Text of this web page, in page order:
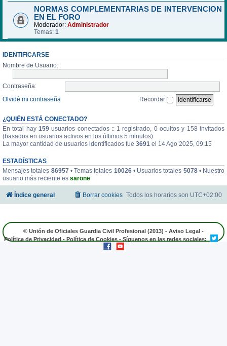
NORMAS COMPLEMENTARIAS DE INTERVENCION
EN EL FORO
Moderador: Administrador
Temas: 1
IDENTIFICARSE
Nombre de Usuario:
Contraseña:
Olvidé mi contraseña
Recordar
¿QUIÉN ESTÁ CONECTADO?
En total hay 159usuarios conectados :: 1 registrado, 0 ocultos y 158 invitados
(basados en usuarios activos en los últimos 5 minutos)
La mayor cantidad de usuarios identificados fue 3691 el 14 Ago 2025, 09:15
ESTADÍSTICAS
Mensajes totales 86957• Temas totales 10026• Usuarios totales 5078• Nuestro
usuario más reciente es sarone
Índice general Todos los horarios son UTC+02:00
Borrar cookies
© Unión de Oficiales Guardia Civil Profesional (2013) - Aviso Legal -
Política de Privacidad - Política de Cookies - Síguenos en las redes sociales: